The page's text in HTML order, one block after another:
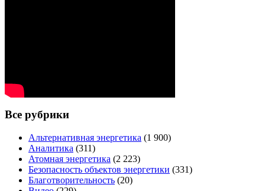
Все рубрики
Альтернативная энергетика (1 900)
Аналитика (311)
Атомная энергетика (2 223)
Безопасность объектов энергетики (331)
Благотворительность (20)